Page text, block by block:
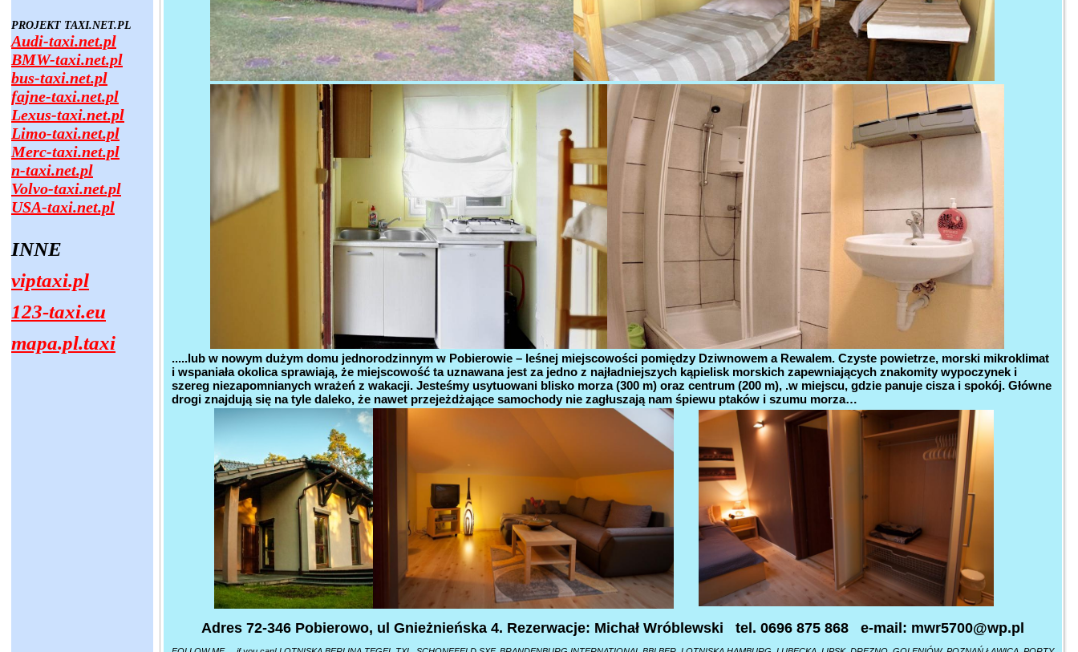
PROJEKT TAXI.NET.PL
Audi-taxi.net.pl
BMW-taxi.net.pl
bus-taxi.net.pl
fajne-taxi.net.pl
Lexus-taxi.net.pl
Limo-taxi.net.pl
Merc-taxi.net.pl
n-taxi.net.pl
Volvo-taxi.net.pl
USA-taxi.net.pl
INNE
viptaxi.pl
123-taxi.eu
mapa.pl.taxi
.....lub w nowym dużym domu jednorodzinnym w Pobierowie – leśnej miejscowości pomiędzy Dziwnowem a Rewalem. Czyste powietrze, morski mikroklimat
i wspaniała okolica sprawiają, że miejscowość ta uznawana jest za jedno z najładniejszych kąpielisk morskich zapewniających znakomity wypoczynek i
szereg niezapomnianych wrażeń z wakacji. Jesteśmy usytuowani blisko morza (300 m) oraz centrum (200 m), .w miejscu, gdzie panuje cisza i spokój. Główne
drogi znajdują się na tyle daleko, że nawet przejeżdżające samochody nie zagłuszają nam śpiewu ptaków i szumu morza…
Adres 72-346 Pobierowo, ul Gnieżnieńska 4. Rezerwacje: Michał Wróblewski tel. 0696 875 868 e-mail: mwr5700@wp.pl